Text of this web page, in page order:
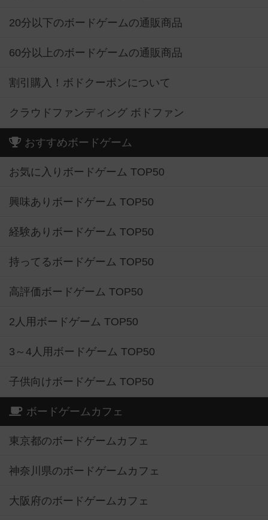
20分以下のボードゲームの通販商品
60分以上のボードゲームの通販商品
割引購入！ボドクーポンについて
クラウドファンディング ボドファン
おすすめボードゲーム
お気に入りボードゲーム TOP50
興味ありボードゲーム TOP50
経験ありボードゲーム TOP50
持ってるボードゲーム TOP50
高評価ボードゲーム TOP50
2人用ボードゲーム TOP50
3～4人用ボードゲーム TOP50
子供向けボードゲーム TOP50
ボードゲームカフェ
東京都のボードゲームカフェ
神奈川県のボードゲームカフェ
大阪府のボードゲームカフェ